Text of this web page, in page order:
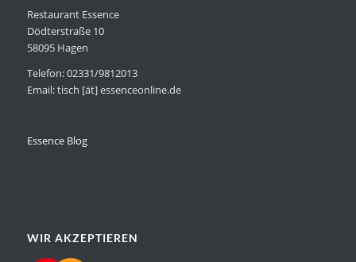
Restaurant Essence
Dödterstraße 10
58095 Hagen
Telefon: 02331/9812013
Email: tisch [ät] essenceonline.de
Essence Blog
WIR AKZEPTIEREN